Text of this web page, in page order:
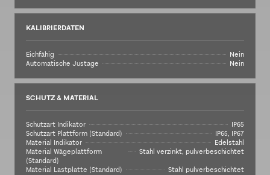
KALIBRIERDATEN
Eichfähig
Nein
Automatische Justage
Nein
SCHUTZ & MATERIAL
Schutzart Indikator
IP65
Schutzart Plattform (Standard)
IP65, IP67
Material Indikator
Edelstahl
Material Wägeplattform
(Standard)
Stahl verzinkt, pulverbeschichtet
Material Lastplatte (Standard)
Stahl pulverbeschichtet